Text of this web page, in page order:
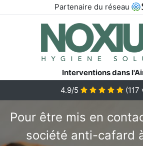
Partenaire du réseau
Interventions dans
4.9/5
(117
Pour être mis en
société anti-cafard